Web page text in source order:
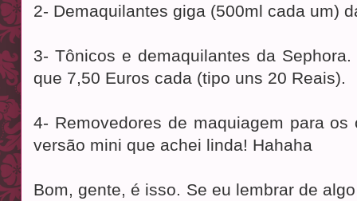
2- Demaquilantes giga (500ml cada um)
3- Tônicos e demaquilantes da
que 7,50 Euros cada (tipo uns 20 Reais).
4- Removedores de maquiagem para
versão mini que achei linda! Hahaha
Bom, gente, é isso. Se eu lembrar de